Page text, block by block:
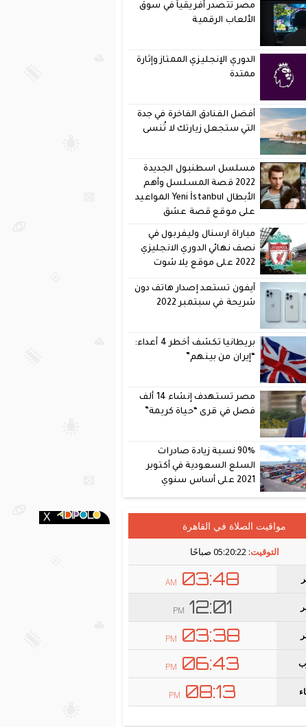
مصر تتصدر أفريقياً في سوق
الألعاب الرقمية
الدوري الإنجليزي الممتاز وإثارة
ممتدة
أفضل الفنادق الفاخرة في جدة
التي ستجعل زيارتك لا تُنسى
مسلسل اسطنبول الجديدة
2022 قصة المسلسل وأهم
الأبطال Yeni İstanbul المواعيد
على موقع قصة عشق
مباراة ارسنال وليفربول في
نصف نهائي الدوري الانجليزي
2022 على موقع يلا شوت
آيفون تستعد إصدار هاتف دون
شريحة في سبتمبر 2022
بريطانيا تكشف أخطر 4 أعداء:
“إيران من بينهم”
مصر تستهدف إنشاء 14 ألف
فصل في قرى “حياة كريمة”
90% نسبة زيادة صادرات
السلع السعودية في أكتوبر
2021 على أساس سنوي